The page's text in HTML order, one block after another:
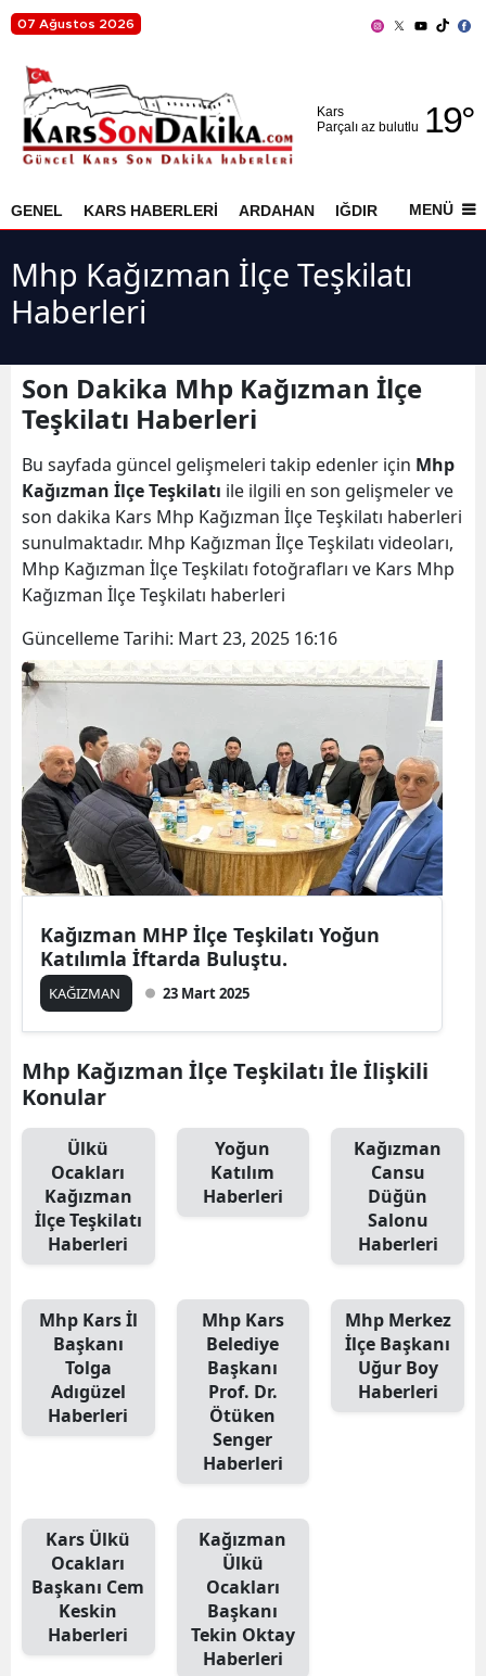
07 Ağustos 2026
Kars
Parçalı az bulutlu 19°
Adıyaman
Ağrı
Ankara
Artvin
Balıkesir
Bilecik
Bingöl
Burdur
Çanakkale
Çankırı
Çorum
Erzincan
Erzurum
Eskişehir
Gaziantep
Giresun
Gümüşhane
Hakkari
Hatay
GENEL KARS HABERLERİ ARDAHAN IĞDIR AKYAKA
MENÜ
Mhp Kağızman İlçe Teşkilatı
Haberleri
Son Dakika Mhp Kağızman İlçe
Teşkilatı Haberleri
Bu sayfada güncel gelişmeleri takip edenler için Mhp
Kağızman İlçe Teşkilatı ile ilgili en son gelişmeler ve
son dakika Kars Mhp Kağızman İlçe Teşkilatı haberleri
sunulmaktadır. Mhp Kağızman İlçe Teşkilatı videoları,
Mhp Kağızman İlçe Teşkilatı fotoğrafları ve Kars Mhp
Kağızman İlçe Teşkilatı haberleri
Güncelleme Tarihi: Mart 23, 2025 16:16
Kağızman MHP İlçe Teşkilatı Yoğun
Katılımla İftarda Buluştu.
KAĞIZMAN 23 Mart 2025
Mhp Kağızman İlçe Teşkilatı İle İlişkili
Konular
Ülkü
Ocakları
Kağızman
İlçe Teşkilatı
Haberleri
Yoğun
Katılım
Haberleri
Kağızman
Cansu
Düğün
Salonu
Haberleri
Mhp Kars İl
Başkanı
Tolga
Adıgüzel
Haberleri
Mhp Kars
Belediye
Başkanı
Prof. Dr.
Ötüken
Senger
Haberleri
Mhp Merkez
İlçe Başkanı
Uğur Boy
Haberleri
Kars Ülkü
Ocakları
Başkanı Cem
Keskin
Haberleri
Kağızman
Ülkü
Ocakları
Başkanı
Tekin Oktay
Haberleri